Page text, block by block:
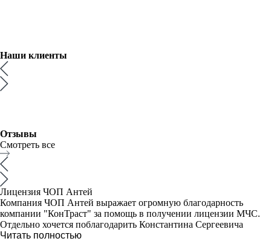
Наши клиенты
Отзывы
Смотреть все
Лицензия ЧОП Антей
Компания ЧОП Антей выражает огромную благодарность
компании "КонТраст" за помощь в получении лицензии МЧС.
Отдельно хочется поблагодарить Константина Сергеевича
Читать полностью